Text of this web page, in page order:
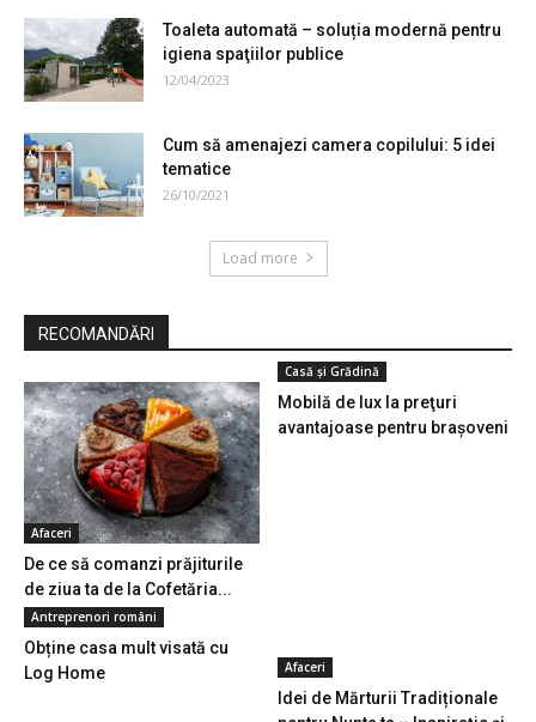
Toaleta automată – soluția modernă pentru
igiena spaţiilor publice
12/04/2023
Cum să amenajezi camera copilului: 5 idei
tematice
26/10/2021
Load more
RECOMANDĂRI
Afaceri
De ce să comanzi prăjiturile
de ziua ta de la Cofetăria...
Casă și Grădină
Mobilă de lux la preţuri
avantajoase pentru brașoveni
Antreprenori români
Obține casa mult visată cu
Log Home
Afaceri
Idei de Mărturii Tradiționale